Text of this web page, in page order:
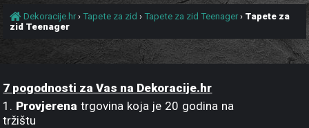
Dekoracije.hr›Tapete za zid ›Tapete za zid Teenager› Tapete za
zid Teenager
7 pogodnosti za Vas na Dekoracije.hr
1. Provjerena trgovina koja je 20 godina na
tržištu